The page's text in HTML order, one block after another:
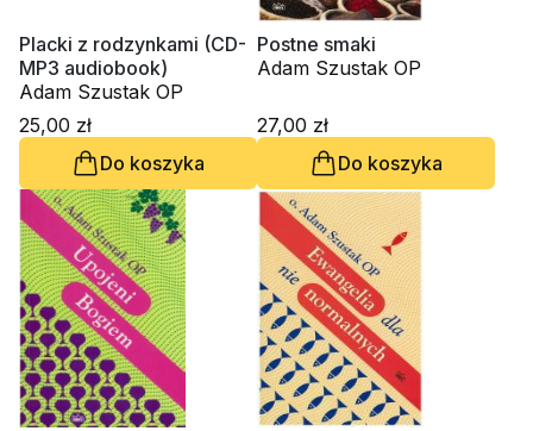
Placki z rodzynkami (CD-
MP3 audiobook)
Adam Szustak OP
25,00 zł
Do koszyka
Postne smaki
Adam Szustak OP
27,00 zł
Do koszyka